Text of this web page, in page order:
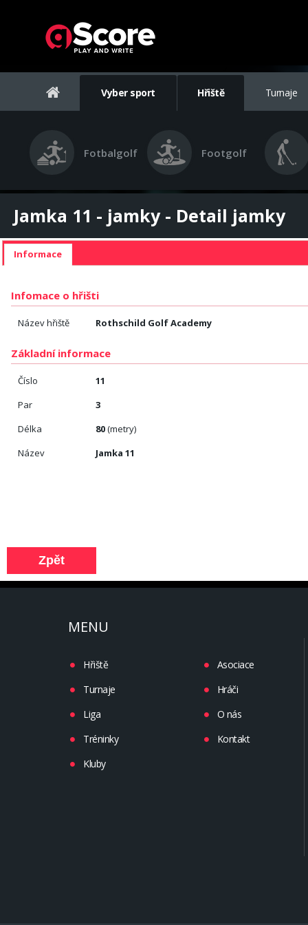
Vyber sport Hřiště Turnaje
Fotbalgolf Footgolf
Jamka 11 - jamky - Detail jamky
Informace
Infomace o hřišti
Název hřiště Rothschild Golf Academy
Základní informace
Číslo
11
Par
3
Délka
80(metry)
Název
Jamka 11
MENU
Hřiště
Turnaje
Liga
Tréninky
Kluby
Asociace
Hráči
O nás
Kontakt